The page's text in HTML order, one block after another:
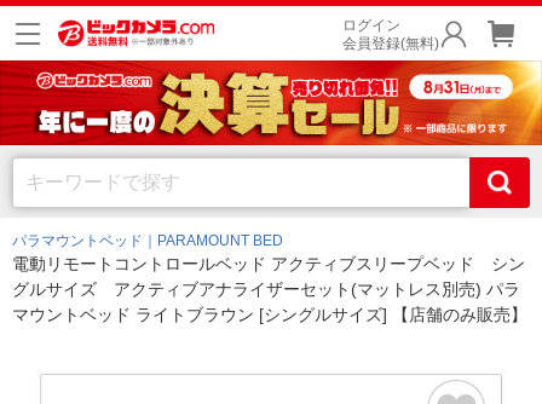
ログイン
会員登録(無料)
パラマウントベッド｜PARAMOUNT BED
電動リモートコントロールベッド アクティブスリープベッド シン
グルサイズ アクティブアナライザーセット(マットレス別売) パラ
マウントベッド ライトブラウン [シングルサイズ] 【店舗のみ販売】